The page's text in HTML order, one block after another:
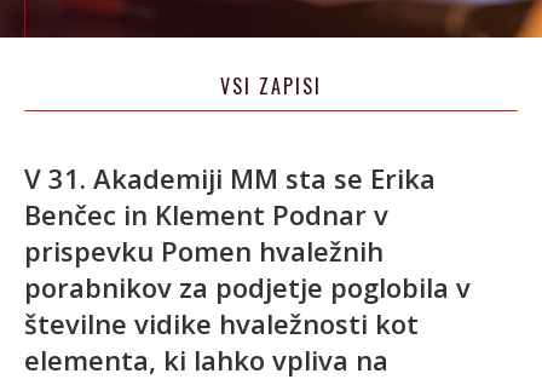
VSI ZAPISI
V 31. Akademiji MM sta se Erika
Benčec in Klement Podnar v
prispevku Pomen hvaležnih
porabnikov za podjetje poglobila v
številne vidike hvaležnosti kot
elementa, ki lahko vpliva na